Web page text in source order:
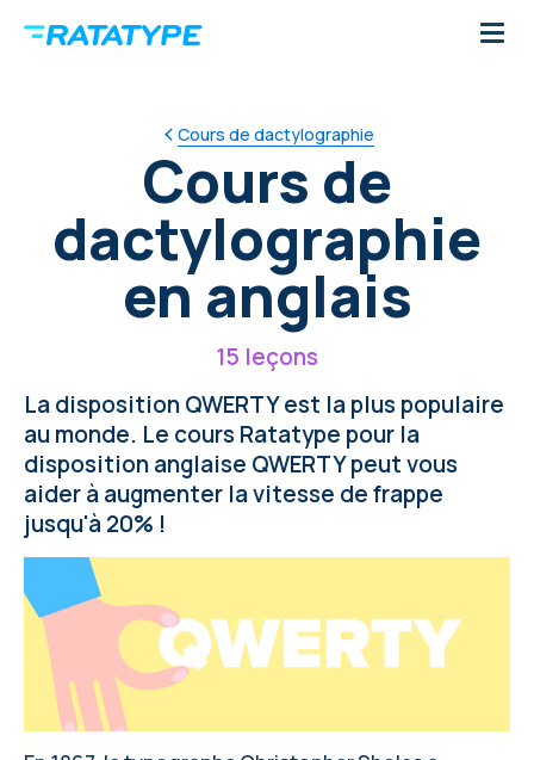
Cours de dactylographie
Cours de
dactylographie
en anglais
15 leçons
La disposition QWERTY est la plus populaire
au monde. Le cours Ratatype pour la
disposition anglaise QWERTY peut vous
aider à augmenter la vitesse de frappe
jusqu'à 20% !